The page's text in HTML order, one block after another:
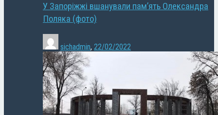
У Запоріжжі вшанували пам’ять Олександра
Поляка (фото)
sichadmin, 22/02/2022